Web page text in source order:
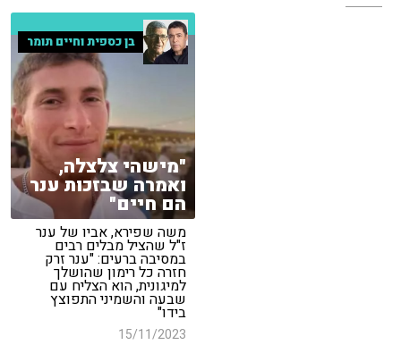
בן כספית וחיים תומר
"מישהי צלצלה,
ואמרה שבזכות ענר
הם חיים"
משה שפירא, אביו של ענר
ז"ל שהציל מבלים רבים
במסיבה ברעים: "ענר זרק
חזרה כל רימון שהושלך
למיגונית, הוא הצליח עם
שבעה והשמיני התפוצץ
בידו"
15/11/2023